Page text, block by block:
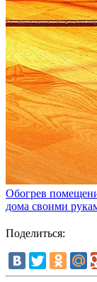
Обогрев
дома своими
Поделиться: